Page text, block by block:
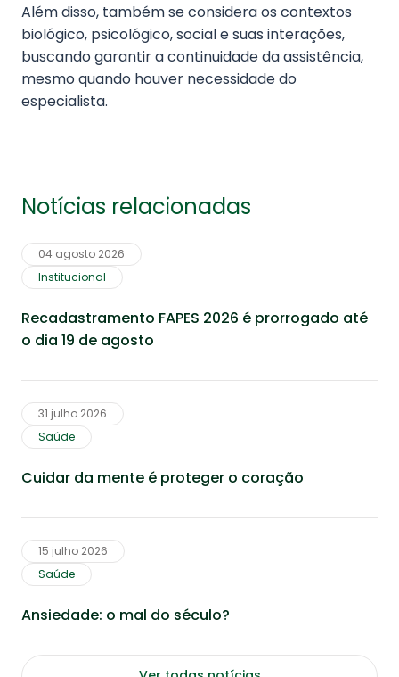
Além disso, também se considera os contextos
biológico, psicológico, social e suas interações,
buscando garantir a continuidade da assistência,
mesmo quando houver necessidade do
especialista.
Notícias relacionadas
04 agosto 2026
Institucional
Recadastramento FAPES 2026 é prorrogado até
o dia 19 de agosto
31 julho 2026
Saúde
Cuidar da mente é proteger o coração
15 julho 2026
Saúde
Ansiedade: o mal do século?